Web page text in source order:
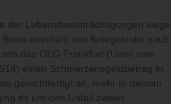
der Lebensbeeinträchtigungen
oberhalb des Kniegelenks nach
das OLG Frankfurt (Urteil vom
14) einen Schmerzensgeldbetrag in
gerechtfertigt an, mehr In diesem
es um den Unfall zweier